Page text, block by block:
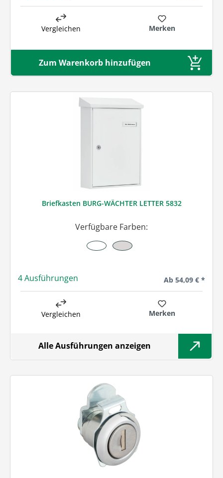
Vergleichen Merken
Zum Warenkorb hinzufügen
Briefkasten BURG-WÄCHTER LETTER 5832
Verfügbare Farben:
4 Ausführungen Regulärer Preis:
Ab 54,09 € *
Vergleichen Merken
Alle Ausführungen anzeigen